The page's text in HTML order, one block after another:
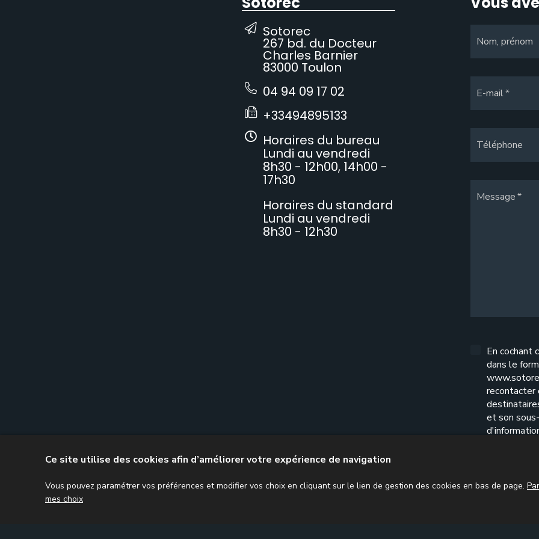
Sotorec
267 bd. du Docteur
Charles Barnier
83000 Toulon
04 94 09 17 02
+33494895133
Horaires du bureau
Lundi au vendredi
8h30 - 12h00, 14h00 -
17h30
Horaires du standard
Lundi au vendredi
8h30 - 12h30
Nom, prénom
E-mail
Téléphone
Message
En cochant
dans le
recontacter
et son
Ce site utilise des cookies afin d’améliorer votre expérience de navigation
Vous pouvez paramétrer vos préférences et modifier vos choix en cliquant sur le lien de gestion des cookies en bas de page.
mes choix